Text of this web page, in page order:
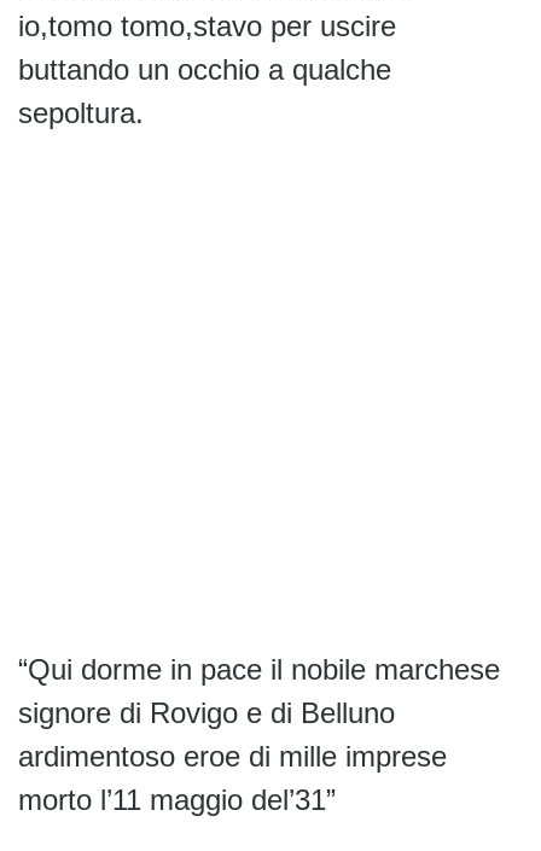
io,tomo tomo,stavo per uscire
buttando un occhio a qualche
sepoltura.
“Qui dorme in pace il nobile marchese
signore di Rovigo e di Belluno
ardimentoso eroe di mille imprese
morto l’11 maggio del’31”